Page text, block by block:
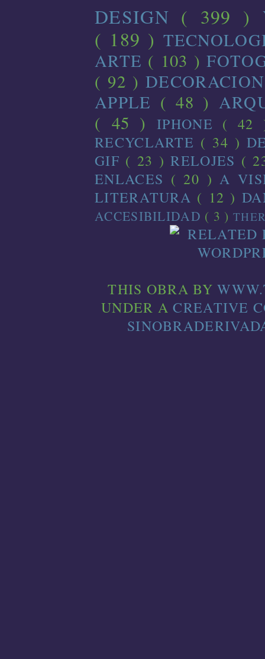
DESIGN ( 399 )
( 189 )
ARTE ( 103 )
( 92 )
APPLE ( 48 )
( 45 )IPHONE (
RECYCLARTE ( 34 )
GIF ( 23 )RELOJES (
ENLACES ( 20 )A
LITERATURA ( 12 )
ACCESIBILIDAD ( 3 )
THIS OBRA BY
UNDER ACREATIVE